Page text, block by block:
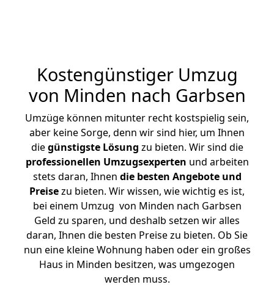
Kostengünstiger Umzug
von Minden nach Garbsen
Umzüge können mitunter recht kostspielig sein,
aber keine Sorge, denn wir sind hier, um Ihnen
diegünstigste Lösung zu bieten. Wir sind die
professionellen Umzugsexperten und arbeiten
stets daran, Ihnen die besten Angebote und
Preisezu bieten. Wir wissen, wie wichtig es ist,
bei einem Umzug von Minden nach Garbsen
Geld zu sparen, und deshalb setzen wir alles
daran, Ihnen die besten Preise zu bieten. Ob Sie
nun eine kleine Wohnung haben oder ein großes
Haus in Minden besitzen, was umgezogen
werden muss.